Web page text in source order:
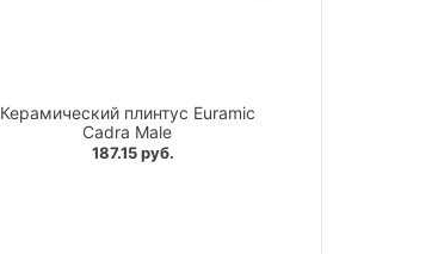
Керамический плинтус Euramic
Cadra Male
187.15 руб.